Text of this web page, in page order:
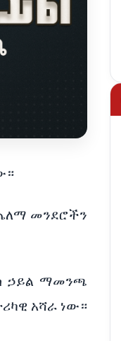
መንደሮችን
ኃይል ማመንጫ
አሻራ ነው።